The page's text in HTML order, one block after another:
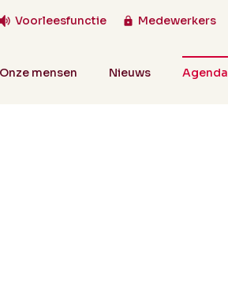
Voorleesfunctie Medewerkers
Onze mensen Nieuws Agenda